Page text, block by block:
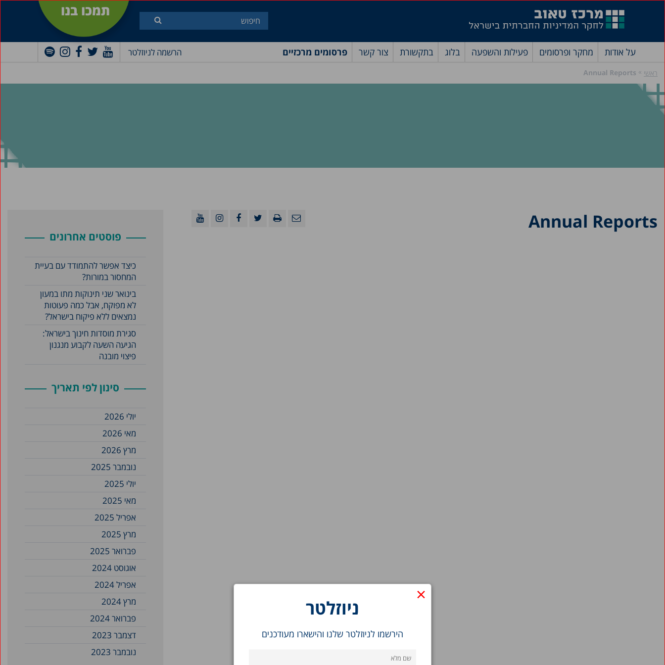
תמכו בנו
על אודות מחקר ופרסומים פעילות והשפעה בלוג בתקשורת צור קשר פרסומים מרכזיים הרשמה לניוזלטר
×
ניוזלטר
הירשמו לניוזלטר שלנו והישארו מעודכנים
ראשי »
Annual Reports
Annual Reports
פוסטים אחרונים
כיצד אפשר להתמודד עם בעיית
המחסור במורות?
בינואר שני תינוקות מתו במעון
לא מפוקח, אבל כמה פעוטות
נמצאים ללא פיקוח בישראל?
סגירת מוסדות חינוך בישראל:
הגיעה השעה לקבוע מנגנון
פיצוי מובנה
סינון לפי תאריך
יולי 2026
מאי 2026
מרץ 2026
נובמבר 2025
יולי 2025
מאי 2025
אפריל 2025
מרץ 2025
פברואר 2025
אוגוסט 2024
אפריל 2024
מרץ 2024
פברואר 2024
דצמבר 2023
נובמבר 2023